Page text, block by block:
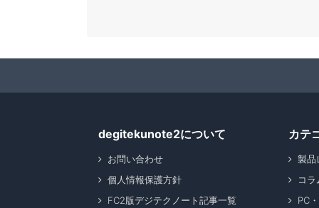
degitekunote2について
お問い合わせ
個人情報保護方針
FC2版デジテクノート記事一覧
カテ
製品
コ
PC